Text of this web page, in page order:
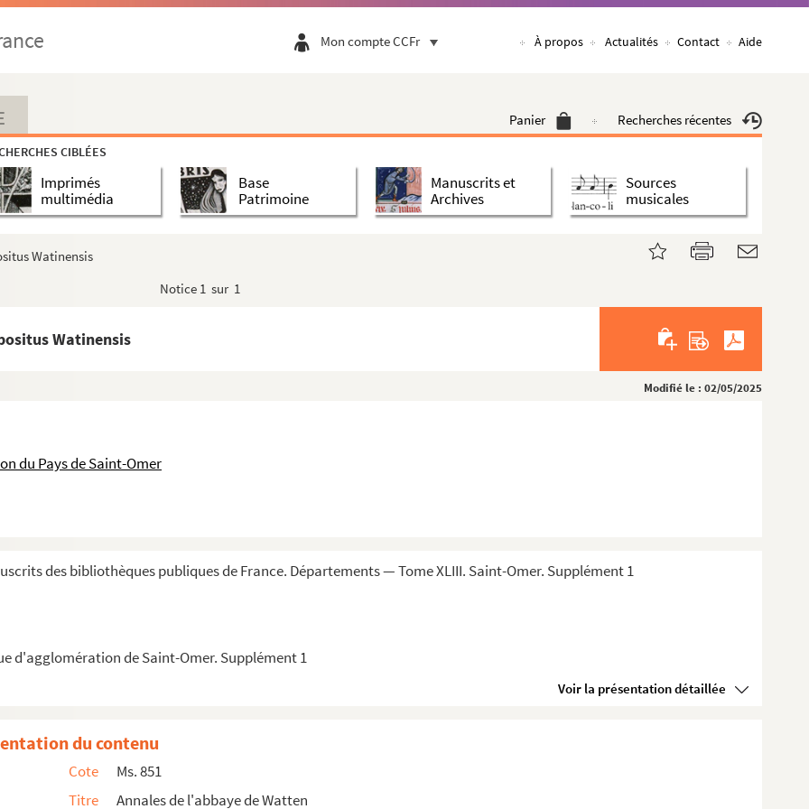
Mon compte CCFr À propos Actualités Contact Aide
Panier Recherches récentes
CIBLÉES
Imprimés
multimédia
Base
Patrimoine
Manuscrits et
Archives
Sources
musicales
Watinensis
Notice 1 sur 1
Watinensis
Modifié le : 02/05/2025
du Pays de Saint-Omer
des bibliothèques publiques de France. Départements — Tome XLIII. Saint-Omer. Supplément 1
d'agglomération de Saint-Omer. Supplément 1
Voir la présentation détaillée
d'Artois pratiquée et y observée que d'autres...
et comté d'Artois et sur quelques questions d...
la fin du XIIIe siècle
de quelques notes. M. D. CCXLVIII
monasterii beatae Mariae de Claromarisco o...
du contenu
Cote
Ms. 851
Titre
Annales de l'abbaye de Watten